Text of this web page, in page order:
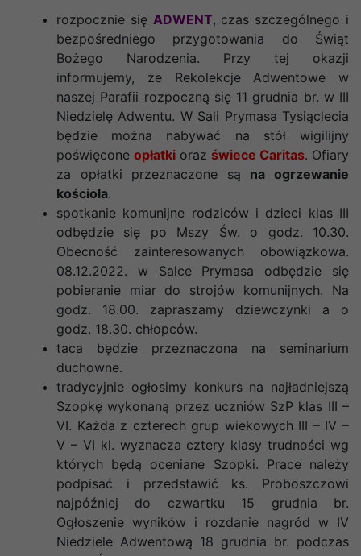
rozpocznie się ADWENT, czas szczególnego i
bezpośredniego przygotowania do Świąt
Bożego Narodzenia. Przy tej okazji
informujemy, że Rekolekcje Adwentowe w
naszej Parafii rozpoczną się 11 grudnia br. w III
Niedzielę Adwentu. W Sali Prymasa Tysiąclecia
będzie można nabywać na stół wigilijny
poświęcone opłatki oraz świece Caritas. Ofiary
za opłatki przeznaczone są na ogrzewanie
kościoła.
spotkanie komunijne rodziców i dzieci klas III
odbędzie się po Mszy Św. o godz. 10.30.
Obecność zainteresowanych obowiązkowa.
08.12.2022. w Salce Prymasa odbędzie się
pobieranie miar do strojów komunijnych. Na
godz. 18.00. zapraszamy dziewczynki a o
godz. 18.30. chłopców.
taca będzie przeznaczona na seminarium
duchowne.
tradycyjnie ogłosimy konkurs na najładniejszą
Szopkę wykonaną przez uczniów SzP klas III –
VI. Każda z czterech grup wiekowych III – IV –
V – VI kl. wyznacza cztery klasy trudności wg
których będą oceniane Szopki. Prace należy
podpisać i przedstawić ks. Proboszczowi
najpóźniej do czwartku 15 grudnia br.
Ogłoszenie wyników i rozdanie nagród w IV
Niedziele Adwentową 18 grudnia br. podczas